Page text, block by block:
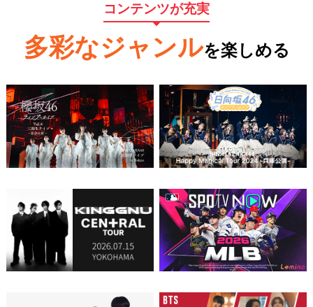
コンテンツが充実
多彩なジャンルを楽しめる